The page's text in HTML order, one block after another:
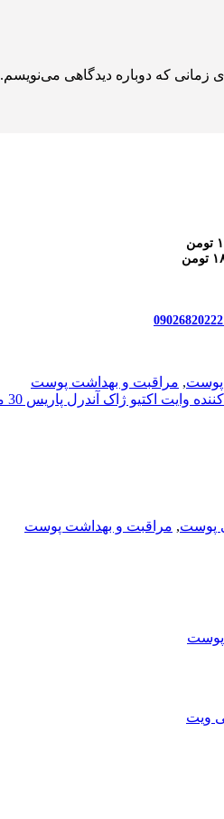
زمانی که دوباره دیدگاهی می‌نویسم.
عدد
پوست, مراقبت و بهداشت پوست
اکتیو ژاک آندرل پاریس 30 میلی لیتر
پوست, مراقبت و بهداشت پوست
پوست
ویت